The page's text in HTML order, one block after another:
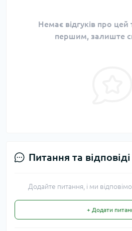
Немає відгуків про цей
першим, залиште
Питання та відповіді
Додайте питання, і ми
+ Додати